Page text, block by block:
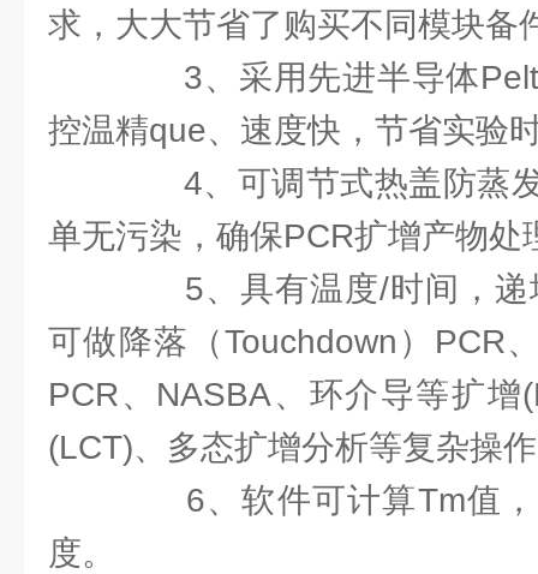
求，大大节省了购买不同模块备
3、采用先进半导体
控温精que、速度快，节省实验
4、可调节式热盖防蒸发
单无污染，确保PCR扩增产物处
5、具有温度/时间，递
可做降落（Touchdown）PCR
PCR、NASBA、环介导等扩增
(LCT)、多态扩增分析等复杂操
6、软件可计算Tm值，
度。